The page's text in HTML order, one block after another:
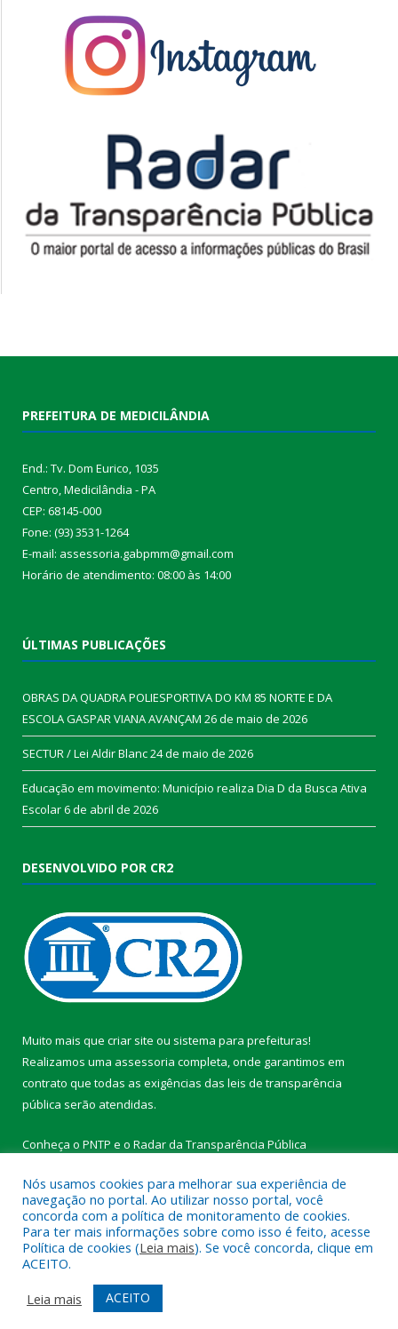
PREFEITURA DE MEDICILÂNDIA
End.: Tv. Dom Eurico, 1035
Centro, Medicilândia - PA
CEP: 68145-000
Fone: (93) 3531-1264
E-mail: assessoria.gabpmm@gmail.com
Horário de atendimento: 08:00 às 14:00
ÚLTIMAS PUBLICAÇÕES
OBRAS DA QUADRA POLIESPORTIVA DO KM 85 NORTE E DA
ESCOLA GASPAR VIANA AVANÇAM 26 de maio de 2026
SECTUR / Lei Aldir Blanc24 de maio de 2026
Educação em movimento: Município realiza Dia D da Busca Ativa
Escolar6 de abril de 2026
DESENVOLVIDO POR CR2
Muito mais que criar site ou sistema para prefeituras!
Realizamos uma assessoria completa, onde garantimos em
contrato que todas as exigências das leis de transparência
pública serão atendidas.
Conheça o PNTP e o Radar da Transparência Pública
Todos os direitos reservados a Prefeitura Municipal de
Medicilândia.
Mapa do Site
Acessar Área Administrativa
Acessar Webmail
Nós usamos cookies para melhorar sua experiência de
navegação no portal. Ao utilizar nosso portal, você
concorda com a política de monitoramento de cookies.
Para ter mais informações sobre como isso é feito, acesse
Política de cookies (Leia mais). Se você concorda, clique em
ACEITO.
Leia mais
ACEITO